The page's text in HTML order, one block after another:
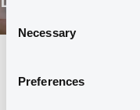
Consent
Selection
Necessary
Preferences
ALLE